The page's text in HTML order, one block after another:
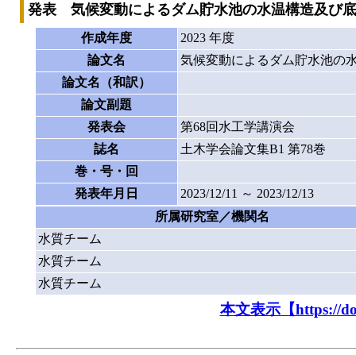
発表 気候変動によるダム貯水池の水温構造及び
作成年度
2023 年度
論文名
気候変動によるダム貯水池の
論文名（和訳）
論文副題
発表会
第68回水工学講演会
誌名
土木学会論文集B1 第78巻
巻・号・回
発表年月日
2023/12/11 ～ 2023/12/13
所属研究室／機関名
水質チーム
水質チーム
水質チーム
本文表示【https://